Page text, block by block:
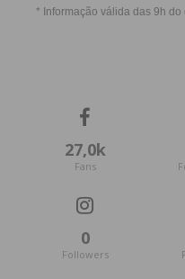
27,0k
Fans
0
Followers